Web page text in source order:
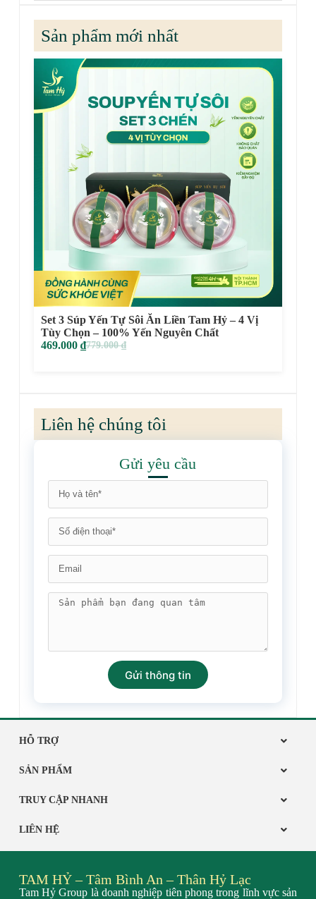
Sản phẩm mới nhất
Set 3 Súp Yến Tự Sôi Ăn Liền Tam Hỷ – 4 Vị
Tùy Chọn – 100% Yến Nguyên Chất
779.000₫
469.000 ₫
Liên hệ chúng tôi
Gửi yêu cầu
Gửi thông tin
HỖ TRỢ
SẢN PHẨM
TRUY CẬP NHANH
LIÊN HỆ
TAM HỶ – Tâm Bình An – Thân Hỷ Lạc
Tam Hỷ Group là doanh nghiệp tiên phong trong lĩnh vực sản